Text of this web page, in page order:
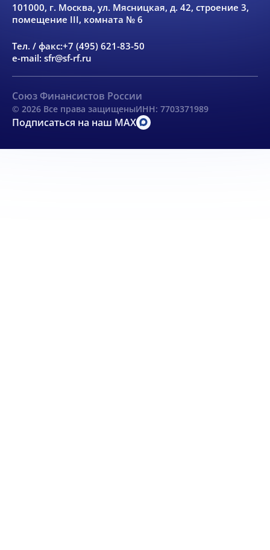
101000, г. Москва, ул. Мясницкая, д. 42, строение 3,
помещение III, комната № 6
Тел. / факс:+7 (495) 621-83-50
e-mail: sfr@sf-rf.ru
Союз Финансистов России
© 2026 Все права защищеныИНН: 7703371989
Подписаться на наш MAX